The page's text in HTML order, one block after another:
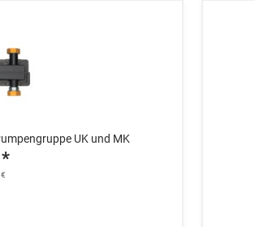
UK und MK